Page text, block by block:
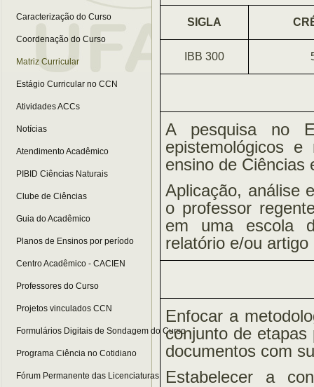
Caracterização do Curso
Coordenação do Curso
Matriz Curricular
Estágio Curricular no CCN
Atividades ACCs
Notícias
Atendimento Acadêmico
PIBID Ciências Naturais
Clube de Ciências
Guia do Acadêmico
Planos de Ensinos por período
Centro Acadêmico - CACIEN
Professores do Curso
Projetos vinculados CCN
Formulários Digitais de Sondagem do Curso
Programa Ciência no Cotidiano
Fórum Permanente das Licenciaturas
SIGLA
IBB 300
A pesquisa no
epistemológicos
ensino de Ciências
Aplicação, análise
o professor
em uma escola
relatório e/ou
Enfocar a
conjunto de
documentos com
Estabelecer a